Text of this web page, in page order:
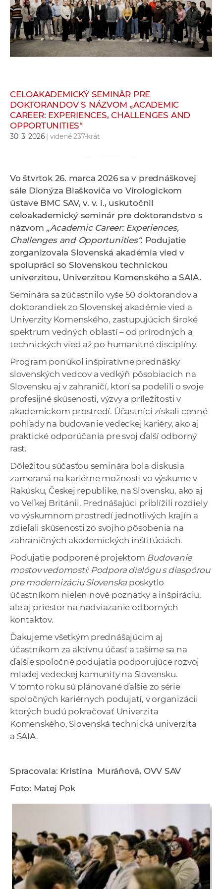
e
v
p
r
a
í
h
r
c
n
h
V
CELOAKADEMICKÝ SEMINÁR PRE
DOKTORANDOV S NÁZVOM „ACADEMIC
CAREER: EXPERIENCES, CHALLENGES AND
OPPORTUNITIES“
30. 3. 2026| videné 237-krát
Vo štvrtok 26. marca 2026 sa v prednáškovej
sále Dionýza Blaškoviča vo Virologickom
ústave BMC SAV, v. v. i., uskutočnil
celoakademický seminár pre doktorandstvo s
názvom „Academic Career: Experiences,
Challenges and Opportunities“. Podujatie
zorganizovala Slovenská akadémia vied v
spolupráci so Slovenskou technickou
univerzitou, Univerzitou Komenského a SAIA.
Seminára sa zúčastnilo vyše 50 doktorandov a
doktorandiek zo Slovenskej akadémie vied a
Univerzity Komenského, zastupujúcich široké
spektrum vedných oblastí – od prírodných a
technických vied až po humanitné disciplíny.
Program ponúkol inšpiratívne prednášky
slovenských vedcov a vedkýň pôsobiacich na
Slovensku aj v zahraničí, ktorí sa podelili o svoje
profesijné skúsenosti, výzvy a príležitosti v
akademickom prostredí. Účastníci získali cenné
pohľady na budovanie vedeckej kariéry, ako aj
praktické odporúčania pre svoj ďalší odborný
rast.
Dôležitou súčasťou seminára bola diskusia
zameraná na kariérne možnosti vo výskume v
Rakúsku, Českej republike, na Slovensku, ako aj
vo Veľkej Británii. Prednášajúci priblížili rozdiely
vo výskumnom prostredí jednotlivých krajín a
zdieľali skúsenosti zo svojho pôsobenia na
zahraničných akademických inštitúciách.
Podujatie podporené projektom Budovanie
mostov vedomostí: Podpora dialógu s diaspórou
pre modernizáciu Slovenska poskytlo
účastníkom nielen nové poznatky a inšpiráciu,
ale aj priestor na nadviazanie odborných
kontaktov.
Ďakujeme všetkým prednášajúcim aj
účastníkom za aktívnu účasť a tešíme sa na
ďalšie spoločné podujatia podporujúce rozvoj
mladej vedeckej komunity na Slovensku.
V tomto roku sú plánované ďalšie zo série
spoločných kariérnych podujatí, v organizácii
ktorých budú pokračovať Univerzita
Komenského, Slovenská technická univerzita
a SAIA.
Spracovala: Kristína Muráňová, OVV SAV
Foto: Matej Pok